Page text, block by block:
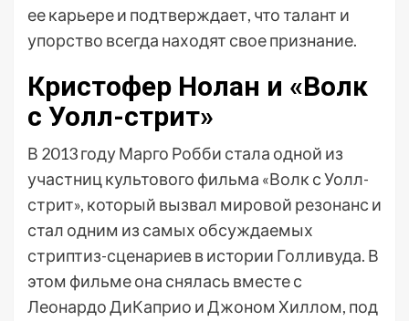
ее карьере и подтверждает, что талант и
упорство всегда находят свое признание.
Кристофер Нолан и «Волк
с Уолл-стрит»
В 2013 году Марго Робби стала одной из
участниц культового фильма «Волк с Уолл-
стрит», который вызвал мировой резонанс и
стал одним из самых обсуждаемых
стриптиз-сценариев в истории Голливуда. В
этом фильме она снялась вместе с
Леонардо ДиКаприо и Джоном Хиллом, под